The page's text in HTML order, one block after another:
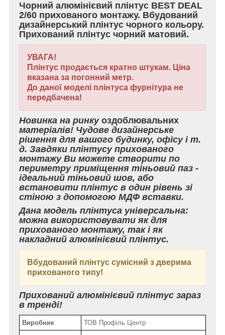
Чорний алюмінієвий плінтус BEST DEAL
2/60 прихованого монтажу. Вбудований
дизайнерський плінтус чорного кольору.
Прихований плінтус чорний матовий.
УВАГА!
Плінтус продається кратно штукам. Ціна
вказана за погонний метр.
До даної моделі плінтуса фурнітура не
передбачена!
Новинка на ринку оздоблювальних
матеріалів! Чудове дизайнерське
рішення для вашого будинку, офісу і т.
д. Завдяки плінтусу прихованого
монтажу Ви можете створити по
периметру приміщення тіньовий паз -
ідеальний тіньовий шов, або
встановити плінтус в один рівень зі
стіною з допомогою МДФ вставки.
Дана модель плінтуса універсальна:
можна використовувати як для
прихованого монтажу, так і як
накладний алюмінієвий плінтус.
Вбудований плінтус сумісний з дверима
прихованого типу!
Прихований алюмінієвий плінтус зараз
в тренді!
Виробник
ТОВ Профіль Центр